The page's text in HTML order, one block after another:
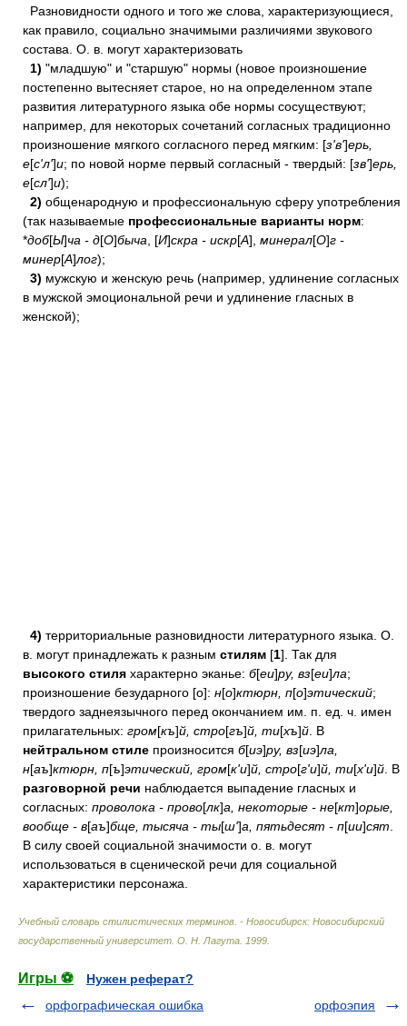
Разновидности одного и того же слова, характеризующиеся,
как правило, социально значимыми различиями звукового
состава. О. в. могут характеризовать
1) "младшую" и "старшую" нормы (новое произношение
постепенно вытесняет старое, но на определенном этапе
развития литературного языка обе нормы сосуществуют;
например, для некоторых сочетаний согласных традиционно
произношение мягкого согласного перед мягким: [з'в']ерь,
е[с'л']и; по новой норме первый согласный - твердый: [зв']ерь,
е[сл']и);
2) общенародную и профессиональную сферу употребления
(так называемые профессиональные варианты норм:
*доб[Ы]ча - д[О]быча , [И]скра - искр[А], минерал[О]г -
минер[А]лог);
3) мужскую и женскую речь (например, удлинение согласных
в мужской эмоциональной речи и удлинение гласных в
женской);
4) территориальные разновидности литературного языка. О.
в. могут принадлежать к разным стилям [1]. Так для
высокого стиля характерно эканье: б[еи]ру, вз[еи]ла;
произношение безударного [o]: н[о]ктюрн, п[о]этический;
твердого заднеязычного перед окончанием им. п. ед. ч. имен
прилагательных: гром[къ]й, стро[гъ]й, ти[хъ]й . В
нейтральном стиле произносится б[иэ]ру, вз[иэ]ла,
н[аъ]ктюрн, п[ъ]этический, гром[к'и]й, стро[г'и]й, ти[х'и]й . В
разговорной речи наблюдается выпадение гласных и
согласных: проволока - прово[лк]а, некоторые - не[кт]орые,
вообще - в[аъ]бще, тысяча - ты[ш']а, пятьдесят - п[ии]сят
В силу своей социальной значимости о. в. могут
использоваться в сценической речи для социальной
характеристики персонажа.
Учебный словарь стилистических терминов. - Новосибирск: Новосибирский
государственный университет О. Н. Лагута 1999
Игры ⚽
Нужен реферат?
орфографическая ошибка
орфоэпия